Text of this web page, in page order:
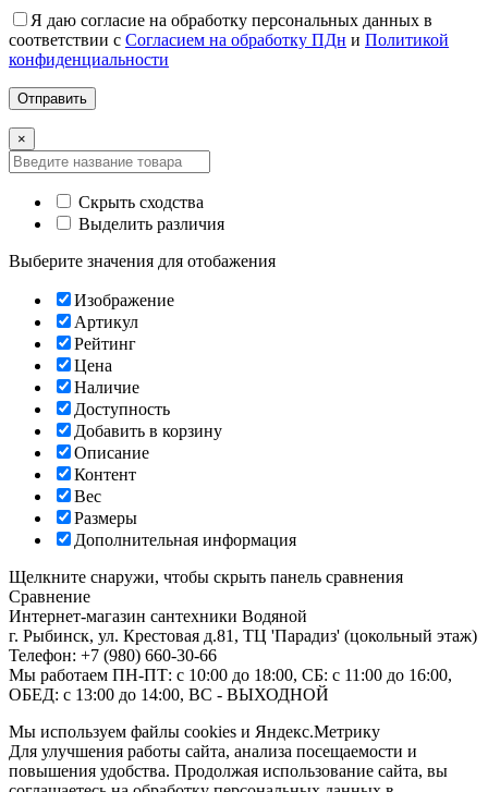
Я даю согласие на обработку персональных данных в
соответствии с Согласием на обработку ПДн и Политикой
конфиденциальности
×
Скрыть сходства
Выделить различия
Выберите значения для отобажения
Изображение
Артикул
Рейтинг
Цена
Наличие
Доступность
Добавить в корзину
Описание
Контент
Вес
Размеры
Дополнительная информация
Щелкните снаружи, чтобы скрыть панель сравнения
Сравнение
Интернет-магазин сантехники Водяной
г. Рыбинск, ул. Крестовая д.81, ТЦ 'Парадиз' (цокольный этаж)
Телефон: +7 (980) 660-30-66
Мы работаем ПН-ПТ: с 10:00 до 18:00, СБ: с 11:00 до 16:00,
ОБЕД: с 13:00 до 14:00, ВС - ВЫХОДНОЙ
Мы используем файлы cookies и Яндекс.Метрику
Для улучшения работы сайта, анализа посещаемости и
повышения удобства. Продолжая использование сайта, вы